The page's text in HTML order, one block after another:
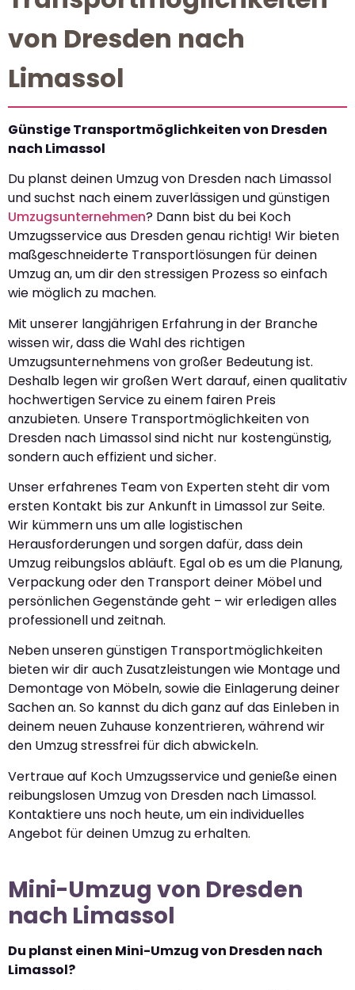
von Dresden nach
Limassol
Günstige Transportmöglichkeiten von Dresden
nach Limassol
Du planst deinen Umzug von Dresden nach Limassol
und suchst nach einem zuverlässigen und günstigen
Umzugsunternehmen? Dann bist du bei Koch
Umzugsservice aus Dresden genau richtig! Wir bieten
maßgeschneiderte Transportlösungen für deinen
Umzug an, um dir den stressigen Prozess so einfach
wie möglich zu machen.
Mit unserer langjährigen Erfahrung in der Branche
wissen wir, dass die Wahl des richtigen
Umzugsunternehmens von großer Bedeutung ist.
Deshalb legen wir großen Wert darauf, einen qualitativ
hochwertigen Service zu einem fairen Preis
anzubieten. Unsere Transportmöglichkeiten von
Dresden nach Limassol sind nicht nur kostengünstig,
sondern auch effizient und sicher.
Unser erfahrenes Team von Experten steht dir vom
ersten Kontakt bis zur Ankunft in Limassol zur Seite.
Wir kümmern uns um alle logistischen
Herausforderungen und sorgen dafür, dass dein
Umzug reibungslos abläuft. Egal ob es um die Planung,
Verpackung oder den Transport deiner Möbel und
persönlichen Gegenstände geht – wir erledigen alles
professionell und zeitnah.
Neben unseren günstigen Transportmöglichkeiten
bieten wir dir auch Zusatzleistungen wie Montage und
Demontage von Möbeln, sowie die Einlagerung deiner
Sachen an. So kannst du dich ganz auf das Einleben in
deinem neuen Zuhause konzentrieren, während wir
den Umzug stressfrei für dich abwickeln.
Vertraue auf Koch Umzugsservice und genieße einen
reibungslosen Umzug von Dresden nach Limassol.
Kontaktiere uns noch heute, um ein individuelles
Angebot für deinen Umzug zu erhalten.
Mini-Umzug von Dresden
nach Limassol
Du planst einen Mini-Umzug von Dresden nach
Limassol?